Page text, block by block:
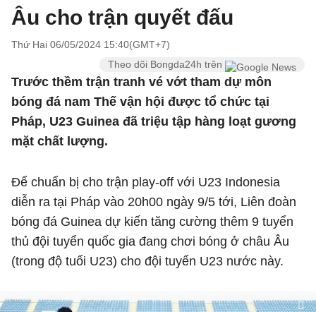
Âu cho trận quyết đấu
Thứ Hai 06/05/2024 15:40(GMT+7)
Theo dõi Bongda24h trên
Trước thềm trận tranh vé vớt tham dự môn
bóng đá nam Thế vận hội được tổ chức tại
Pháp, U23 Guinea đã triệu tập hàng loạt gương
mặt chất lượng.
Để chuẩn bị cho trận play-off với U23 Indonesia
diễn ra tại Pháp vào 20h00 ngày 9/5 tới, Liên đoàn
bóng đá Guinea dự kiến tăng cường thêm 9 tuyển
thủ đội tuyển quốc gia đang chơi bóng ở châu Âu
(trong độ tuổi U23) cho đội tuyển U23 nước này.